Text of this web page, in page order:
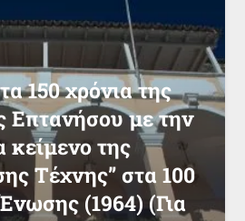
150 χρόνια της
Επτανήσου με την
κείμενο της
Τέχνης” στα 100
(1964) (Για